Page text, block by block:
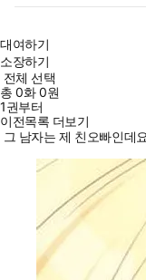
대여하기
소장하기
전체 선택
총0화0원
1권부터
이전목록 더보기
그 남자는 제 친오빠인데